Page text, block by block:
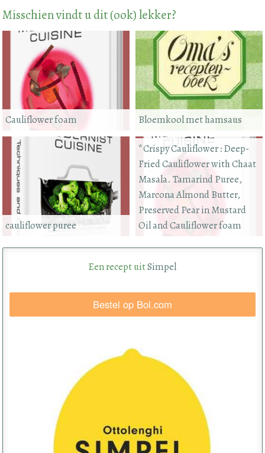
Misschien vindt u dit (ook) lekker?
Bloemkool met hamsaus
Cauliflower foam
*Crispy Cauliflower : Deep-
Fried Cauliflower with Chaat
Masala. Tamarind Puree,
Marcona Almond Butter,
Preserved Pear in Mustard
Oil and Cauliflower foam
cauliflower puree
Een recept uitSimpel
Bestel op Bol.com